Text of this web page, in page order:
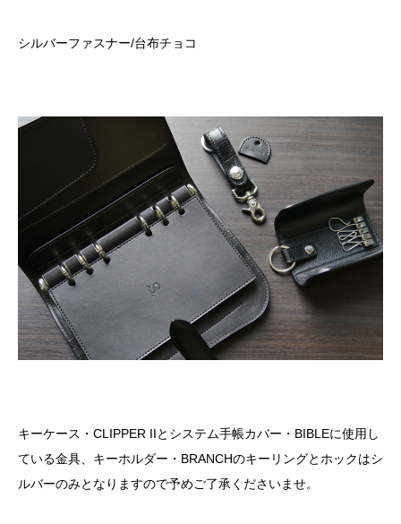
シルバーファスナー/台布チョコ
キーケース・ CLIPPER IIとシステム手帳カバー・ BIBLEに使用し
ている金具、キーホルダー・ BRANCHのキーリングとホックはシ
ルバーのみとなりますので予めご了承くださいませ。